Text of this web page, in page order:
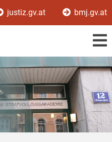
justiz.gv.at bmj.gv.at